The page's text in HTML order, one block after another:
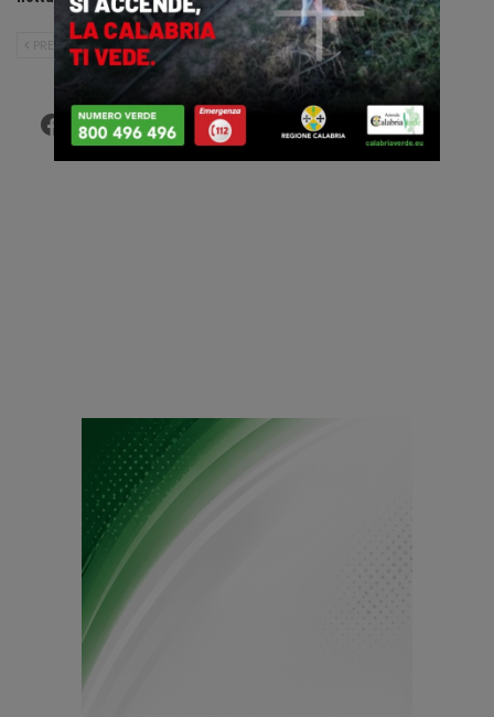
PRECEDENTE SUCCESSIVO
Facebook
Twitter